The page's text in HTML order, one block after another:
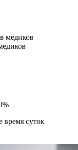
время суток